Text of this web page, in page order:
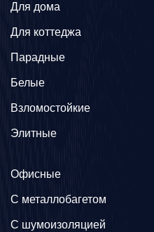
Для дома
Для коттеджа
Парадные
Белые
Взломостойкие
Элитные
Офисные
C металлобагетом
С шумоизоляцией